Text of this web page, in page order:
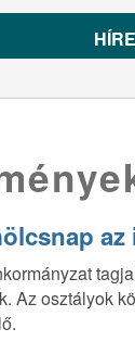
az
Az osztályok